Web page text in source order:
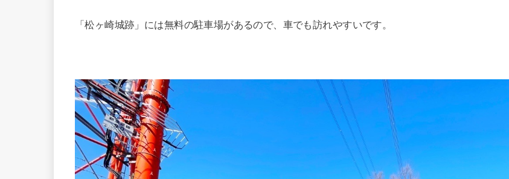
「松ヶ崎城跡」には無料の駐車場があるので、車でも訪れやすいです。